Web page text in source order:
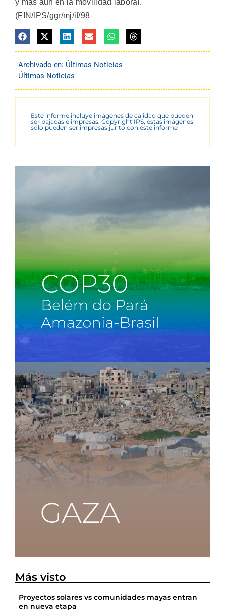
(FIN/IPS/ggr/mj/if/98
Archivado en: Últimas Noticias
Últimas Noticias
Este informe incluye imágenes de calidad que pueden
ser bajadas e impresas. Copyright IPS, estas imágenes
sólo pueden ser impresas junto con este informe
Más visto
Proyectos solares vs comunidades mayas entran
en nueva etapa